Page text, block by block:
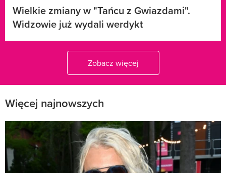
Wielkie zmiany w "Tańcu z Gwiazdami".
Widzowie już wydali werdykt
Zobacz więcej
Więcej najnowszych